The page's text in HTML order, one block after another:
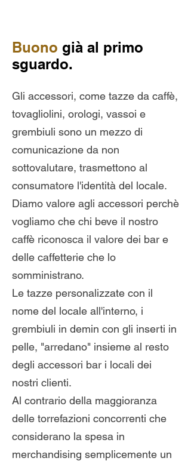
Buono già al primo
sguardo.
Gli accessori, come tazze da caffè,
tovagliolini, orologi, vassoi e
grembiuli sono un mezzo di
comunicazione da non
sottovalutare, trasmettono al
consumatore l'identità del locale.
Diamo valore agli accessori perchè
vogliamo che chi beve il nostro
caffè riconosca il valore dei bar e
delle caffetterie che lo
somministrano.
Le tazze personalizzate con il
nome del locale all'interno, i
grembiuli in demin con gli inserti in
pelle, "arredano" insieme al resto
degli accessori bar i locali dei
nostri clienti.
Al contrario della maggioranza
delle torrefazioni concorrenti che
considerano la spesa in
merchandising semplicemente un